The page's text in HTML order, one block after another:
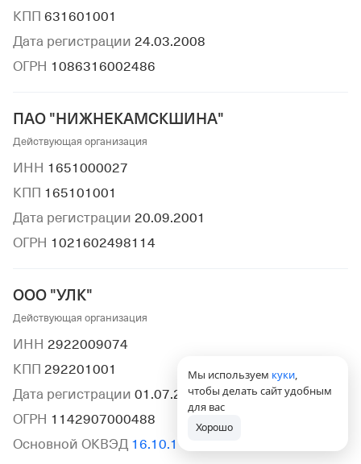
КПП 631601001
Дата регистрации 24.03.2008
ОГРН 1086316002486
ПАО "НИЖНЕКАМСКШИНА"
Действующая организация
ИНН 1651000027
КПП 165101001
Дата регистрации 20.09.2001
ОГРН 1021602498114
ООО "УЛК"
Действующая организация
ИНН 2922009074
КПП 292201001
Дата регистрации 01.07.2014
ОГРН 1142907000488
Основной ОКВЭД 16.10.1
Мы используем куки,
чтобы делать сайт удобным
для вас
Хорошо